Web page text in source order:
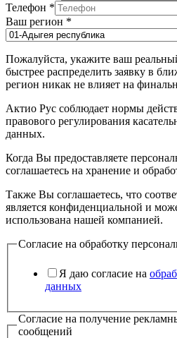
Телефон *
Ваш регион *
Пожалуйста, укажите ваш
быстрее распределить заявку в
регион никак не влияет на
Актио Рус соблюдает нормы
правового регулирования
данных.
Когда Вы предоставляете
соглашаетесь на хранение и
Также Вы соглашаетесь, что
является конфиденциальной и
использована нашей компанией.
Согласие на обработку
Я даю согласие на
данных
Согласие на получение
сообщений